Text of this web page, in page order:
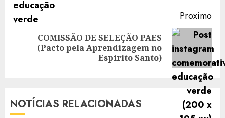
Proximo
Proximo:
COMISSÃO DE SELEÇÃO PAES
(Pacto pela Aprendizagem no
Espírito Santo)
NOTÍCIAS RELACIONADAS